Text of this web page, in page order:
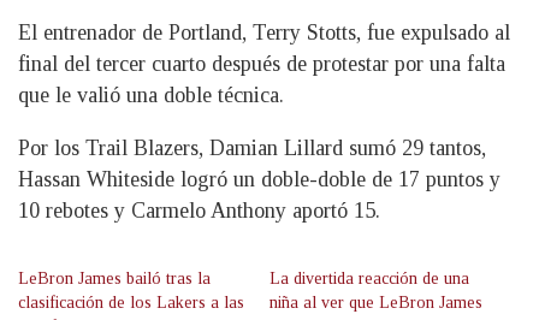
El entrenador de Portland, Terry Stotts, fue expulsado al
final del tercer cuarto después de protestar por una falta
que le valió una doble técnica.
Por los Trail Blazers, Damian Lillard sumó 29 tantos,
Hassan Whiteside logró un doble-doble de 17 puntos y
10 rebotes y Carmelo Anthony aportó 15.
LeBron James bailó tras la
clasificación de los Lakers a las
La divertida reacción de una
niña al ver que LeBron James